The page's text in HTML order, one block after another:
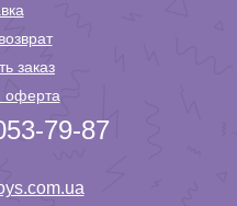
заказ
оферта
79-87